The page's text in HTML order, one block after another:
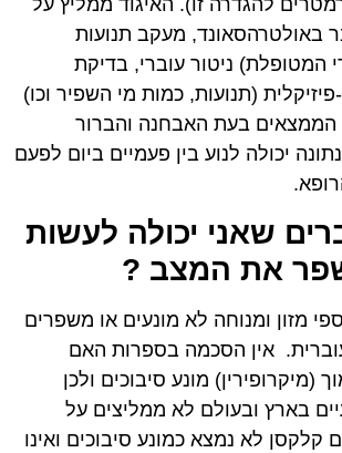
באולטרהסאונד, מעקב תנועות
המטופלת) ניטור עוברי, בדיקת
(תנועות, כמות מי השפיר וכו)
הממצאים בעת האבחנה והברור
יכולה לנוע בין פעמיים ביום לפעם
שאני יכולה לעשות
את המצב ?
מזון ומנוחה לא מונעים או משפרים
אין הסכמה בספרות האם
(מיקרופירין) מונע סיבוכים ולכן
בארץ ובעולם לא ממליצים על
קלקסן לא נמצא כמונע סיבוכים ואינו